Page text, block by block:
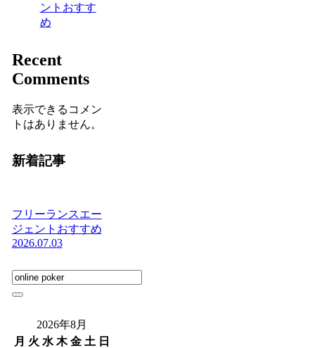
ントおすす
め
Recent
Comments
表示できるコメン
トはありません。
新着記事
フリーランスエー
ジェントおすすめ
2026.07.03
2026年8月
月 火 水 木 金 土 日